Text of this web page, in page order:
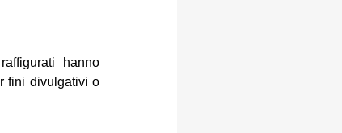
hanno
fini divulgativi o